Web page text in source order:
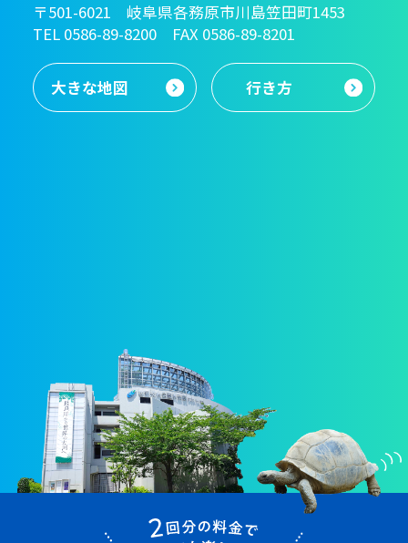
〒501-6021 岐阜県各務原市川島笠田町1453
TEL 0586-89-8200 FAX 0586-89-8201
大きな地図 行き方